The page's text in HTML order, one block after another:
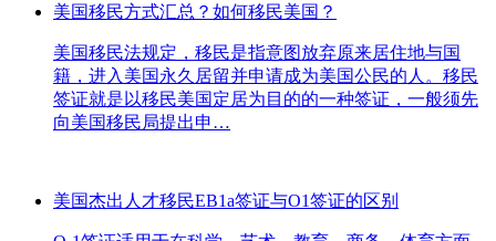
美国移民方式汇总？如何移民美国？
美国移民法规定，移民是指意图放弃原来居住地与国
籍，进入美国永久居留并申请成为美国公民的人。移民
签证就是以移民美国定居为目的的一种签证，一般须先
向美国移民局提出申…
美国杰出人才移民EB1a签证与O1签证的区别